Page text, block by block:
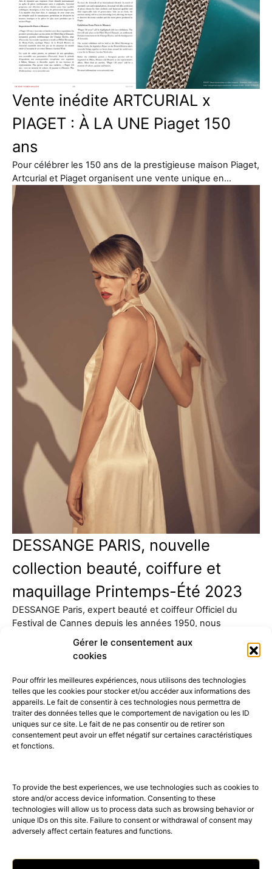
Gérer le consentement aux
cookies
Pour offrir les meilleures expériences, nous utilisons des technologies
telles que les cookies pour stocker et/ou accéder aux informations des
appareils. Le fait de consentir à ces technologies nous permettra de
traiter des données telles que le comportement de navigation ou les ID
uniques sur ce site. Le fait de ne pas consentir ou de retirer son
consentement peut avoir un effet négatif sur certaines caractéristiques
et fonctions.
To provide the best experiences, we use technologies such as cookies to
store and/or access device information. Consenting to these
technologies will allow us to process data such as browsing behavior or
unique IDs on this site. Failure to consent or withdrawal of consent may
adversely affect certain features and functions.
Vente inédite ARTCURIAL x
PIAGET : À LA UNE Piaget 150
ans
Pour célébrer les 150 ans de la prestigieuse maison Piaget,
Artcurial et Piaget organisent une vente unique en…
DESSANGE PARIS, nouvelle
collection beauté, coiffure et
maquillage Printemps-Été 2023
DESSANGE Paris, expert beauté et coiffeur Officiel du
Festival de Cannes depuis les années 1950, nous
52K 15K